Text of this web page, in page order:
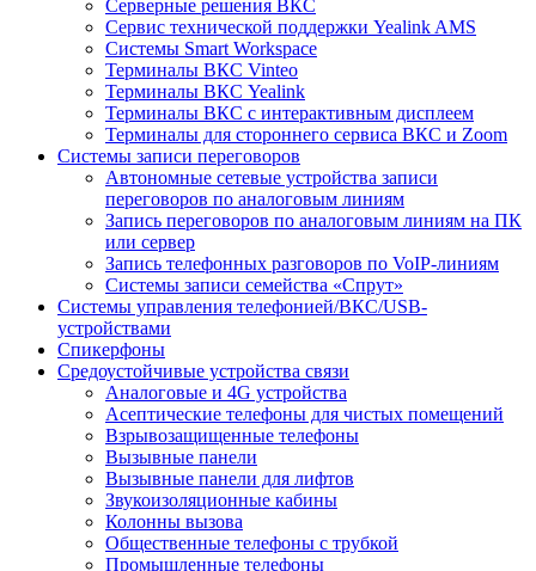
Серверные решения ВКС
Сервис технической поддержки Yealink AMS
Системы Smart Workspace
Терминалы ВКС Vinteo
Терминалы ВКС Yealink
Терминалы ВКС с интерактивным дисплеем
Терминалы для стороннего сервиса ВКС и Zoom
Системы записи переговоров
Автономные сетевые устройства записи
переговоров по аналоговым линиям
Запись переговоров по аналоговым линиям на ПК
или сервер
Запись телефонных разговоров по VoIP-линиям
Системы записи семейства «Спрут»
Системы управления телефонией/ВКС/USB-
устройствами
Спикерфоны
Средоустойчивые устройства связи
Аналоговые и 4G устройства
Асептические телефоны для чистых помещений
Взрывозащищенные телефоны
Вызывные панели
Вызывные панели для лифтов
Звукоизоляционные кабины
Колонны вызова
Общественные телефоны с трубкой
Промышленные телефоны